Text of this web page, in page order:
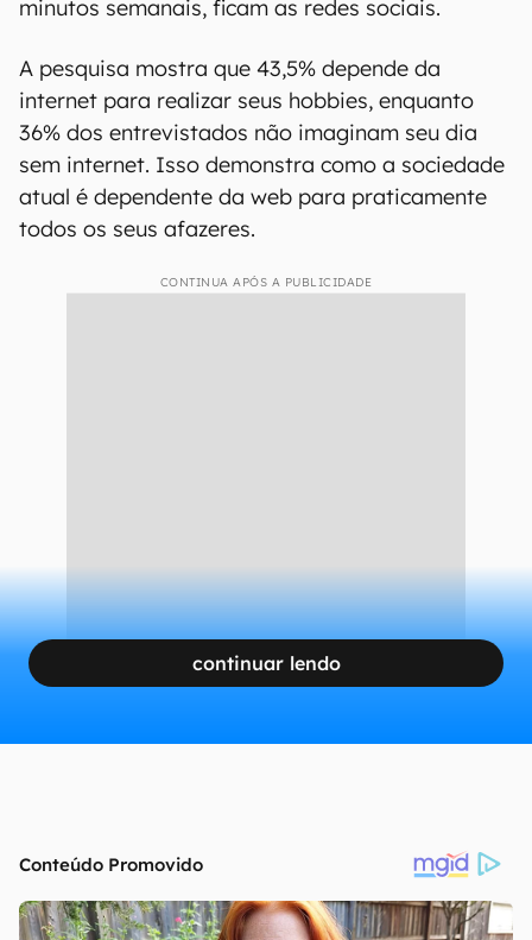
minutos semanais, ficam as redes sociais.
A pesquisa mostra que 43,5% depende da
internet para realizar seus hobbies, enquanto
36% dos entrevistados não imaginam seu dia
sem internet. Isso demonstra como a sociedade
atual é dependente da web para praticamente
todos os seus afazeres.
CONTINUA APÓS A PUBLICIDADE
continuar lendo